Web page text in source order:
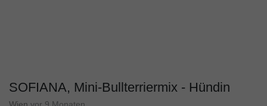
SOFIANA, Mini-Bullterriermix - Hündin